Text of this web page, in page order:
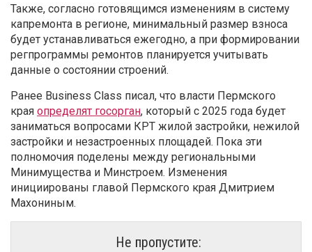
Также, согласно готовящимся изменениям в систему
капремонта в регионе, минимальный размер взноса
будет устанавливаться ежегодно, а при формировании
регпрограммы ремонтов планируется учитывать
данные о состоянии строений.
Ранее Business Class писал, что власти Пермского
края определят госорган, который с 2025 года будет
заниматься вопросами КРТ жилой застройки, нежилой
застройки и незастроенных площадей. Пока эти
полномочия поделены между региональными
Минимущества и Минстроем. Изменения
инициированы главой Пермского края Дмитрием
Махониным.
Не пропустите: